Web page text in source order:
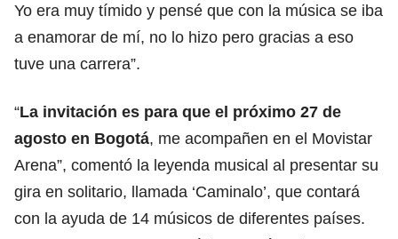
Yo era muy tímido y pensé que con la música se iba
a enamorar de mí, no lo hizo pero gracias a eso
tuve una carrera”.
“La invitación es para que el próximo 27 de
agosto en Bogotá, me acompañen en el Movistar
Arena”, comentó la leyenda musical al presentar su
gira en solitario, llamada ‘Caminalo’, que contará
con la ayuda de 14 músicos de diferentes países.